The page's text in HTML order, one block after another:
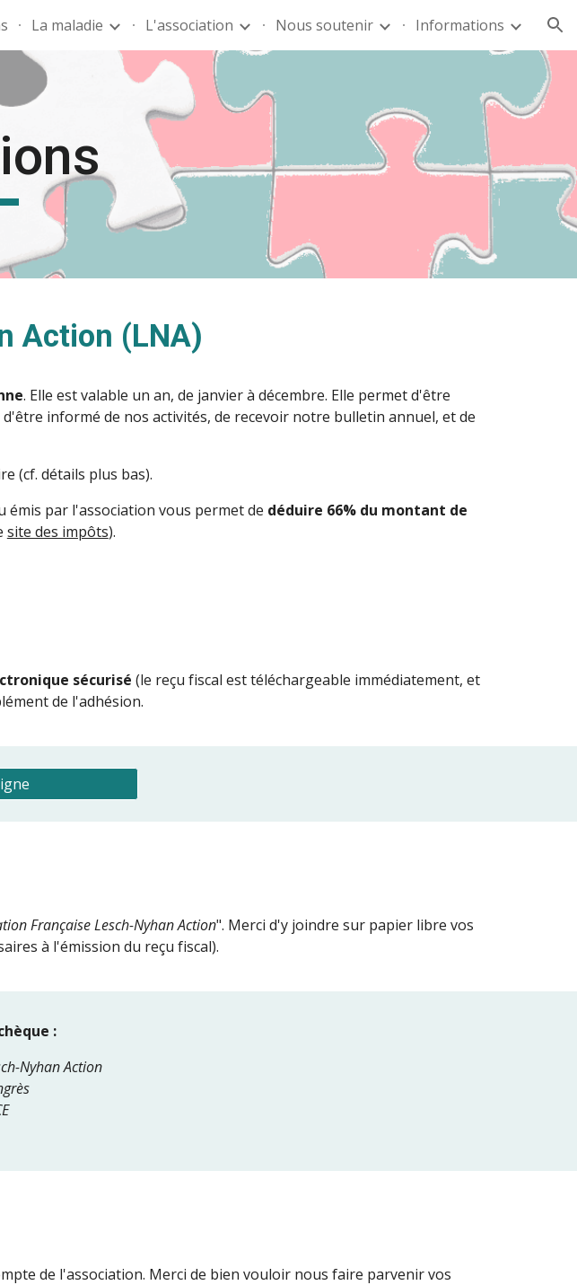
Skip to navigation
La maladie L'association Nous soutenir Informations
Action (LNA)
. Elle est valable un an, de janvier à décembre. Elle permet d'être
informé de nos activités, de recevoir notre bulletin annuel, et de
(cf. détails plus bas).
émis par l'association vous permet de déduire 66% du montant de
site des impôts).
sécurisé (le reçu fiscal est téléchargeable immédiatement, et
de l'adhésion.
Française Lesch-Nyhan Action
à l'émission du reçu fiscal).
:
Nyhan Action